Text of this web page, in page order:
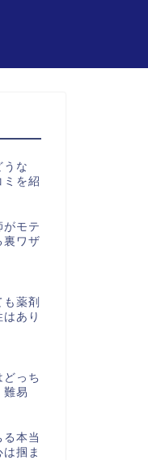
うな
ミを紹
がモテ
裏ワザ
薬剤
あり
どっち
難易
本当
掴ま